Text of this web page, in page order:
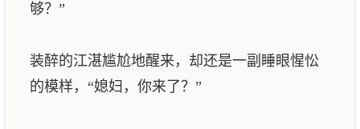
够？”
装醉的江湛尴尬地醒来，却还是一副睡眼惺忪
的模样，“媳妇，你来了？”